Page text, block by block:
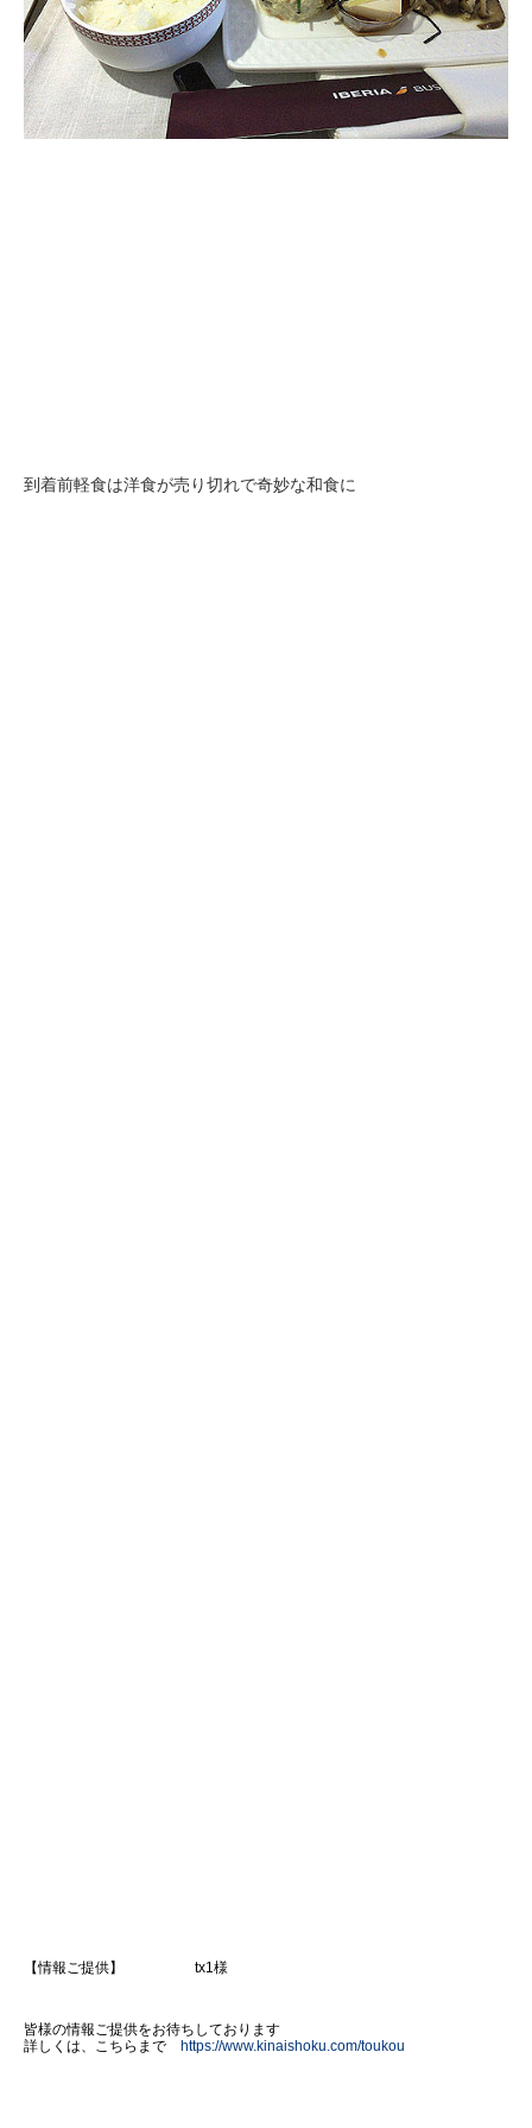
到着前軽食は洋食が売り切れで奇妙な和食に
【情報ご提供】 tx1様
皆様の情報ご提供をお待ちしております
詳しくは、こちらまで https://www.kinaishoku.com/toukou